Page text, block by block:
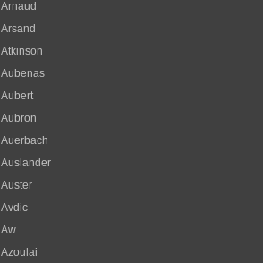
Arnaud
Arsand
Atkinson
Aubenas
Aubert
Aubron
Auerbach
Auslander
Auster
Avdic
Aw
Azoulai